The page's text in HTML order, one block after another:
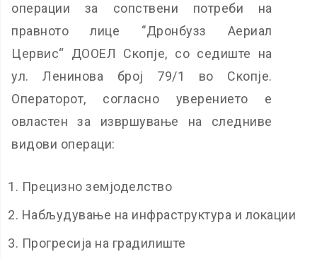
операции за сопствени потреби на
правното лице ‘’Дронбузз Аериал
Цервис“ ДООЕЛ Скопје, со седиште на
ул. Ленинова број 79/1 во Скопје.
Операторот, согласно уверението е
овластен за извршување на следниве
видови операци:
Прецизно земјоделство
Набљудување на инфраструктура и локации
Прогресија на градилиште